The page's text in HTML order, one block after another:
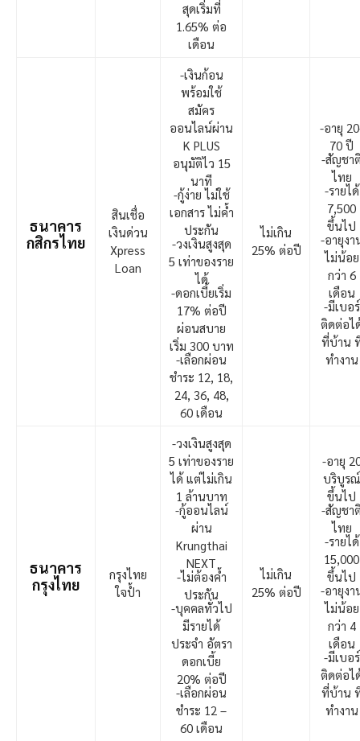
สุดเริ่มที่
1.65% ต่อ
เดือน
ธนาคาร
กสิกรไทย
สินเชื่อ
เงินด่วน
Xpress
Loan
-เงินก้อน
พร้อมใช้
สมัคร
ออนไลน์ผ่าน
K PLUS
อนุมัติไว 15
นาที
-กู้ง่าย ไม่ใช้
เอกสาร ไม่ค้ำ
ประกัน
-วงเงินสูงสุด
5 เท่าของราย
ได้
-ดอกเบี้ยเริ่ม
17% ต่อปี
ผ่อนสบาย
เริ่ม 300 บาท
-เลือกผ่อน
ชำระ 12, 18,
24, 36, 48,
60 เดือน
ไม่เกิน
25% ต่อปี
-อายุ
70 ปี
-สัญชา
ไทย
-รายได้
7,500
ขึ้นไป
-อายุงา
ไม่น้อย
กว่า 6
เดือน
-มีเบอร์
ติดต่อไ
ที่บ้าน
ทำงาน
ธนาคาร
กรุงไทย
กรุงไทย
ใจป้ำ
-วงเงินสูงสุด
5 เท่าของราย
ได้ แต่ไม่เกิน
1 ล้านบาท
-กู้ออนไลน์
ผ่าน
Krungthai
NEXT
-ไม่ต้องค้ำ
ประกัน
-บุคคลทั่วไป
มีรายได้
ประจำ อัตรา
ดอกเบี้ย
20% ต่อปี
-เลือกผ่อน
ชำระ 12 –
60 เดือน
ไม่เกิน
25% ต่อปี
-อายุ
บริบูรณ์
ขึ้นไป
-สัญชา
ไทย
-รายได้
15,000
ขึ้นไป
-อายุงา
ไม่น้อย
กว่า 4
เดือน
-มีเบอร์
ติดต่อไ
ที่บ้าน
ทำงาน